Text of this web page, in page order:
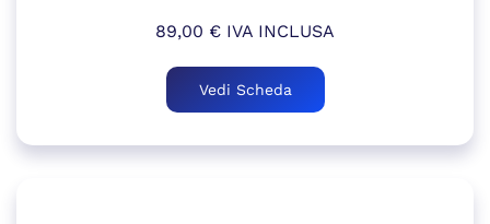
89,00 € IVA INCLUSA
Vedi Scheda